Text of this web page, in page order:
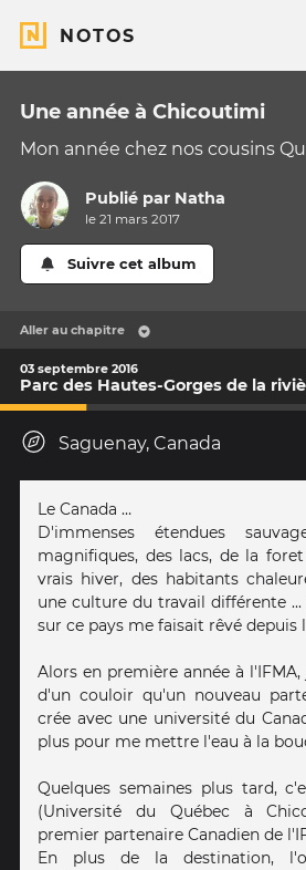
NOTOS
Une année à Chicoutimi
Mon année chez nos cousins
Publié par Natha
le 21 mars 2017
Suivre cet album
Aller au chapitre
03 septembre 2016
Parc des Hautes-Gorges de la
Saguenay, Canada
Le Canada …
D'immenses étendues
magnifiques, des lacs, de la
vrais hiver, des habitants
une culture du travail différente
sur ce pays me faisait rêvé depuis
Alors en première année à
d'un couloir qu'un nouveau
crée avec une université du
plus pour me mettre l'eau à la
Quelques semaines plus tard,
(Université du Québec à
premier partenaire Canadien de
En plus de la destination,